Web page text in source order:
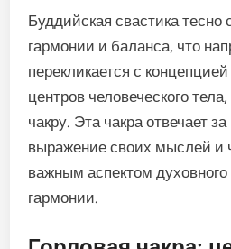
Буддийская свастика тесно
гармонии и баланса, что
перекликается с
центров человеческого
чакру. Эта чакра отвечает
выражение своих мыслей и
важным аспектом духовного
гармонии.